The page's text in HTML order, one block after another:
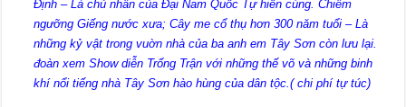
Định – Là chủ nhân của Đại Nam Quốc Tự hiến cúng. Chiêm
ngưỡng Giếng nước xưa; Cây me cổ thụ hơn 300 năm tuổi – Là
những kỷ vật trong vuờn nhà của ba anh em Tây Sơn còn lưu lại.
đoàn xem Show diễn Trống Trận với những thế võ và những binh
khí nổi tiếng nhà Tây Sơn hào hùng của dân tộc.( chi phí tự túc)